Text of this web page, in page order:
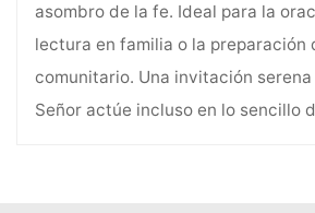
asombro de la fe. Ideal para la
lectura en familia o la preparación
comunitario. Una invitación
Señor actúe incluso en lo sencillo